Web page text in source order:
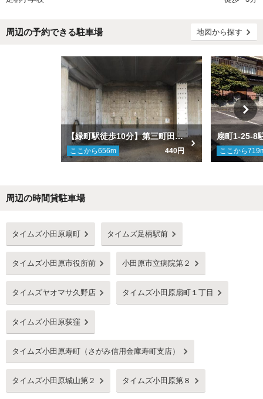
周辺の予約できる駐車場 地図から探す
【緑町駅徒歩10分】第三町田高架下駐車場【緑町駅徒歩10分】第三町田高架下
ここから656m 440円
扇町1-25-8
ここから719
周辺の時間貸駐車場
タイムズ小田原扇町 タイムズ足柄駅前
タイムズ小田原市役所前 小田原市立病院第２
タイムズヤオマサ久野店 タイムズ小田原扇町１丁目
タイムズ小田原荻窪
タイムズ小田原寿町（さがみ信用金庫寿町支店）
タイムズ小田原城山第２ タイムズ小田原第８